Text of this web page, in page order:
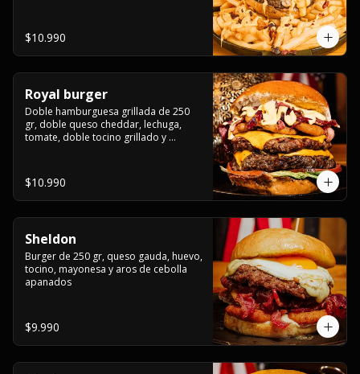
$10.990
Royal burger
Doble hamburguesa grillada de 250
gr, doble queso cheddar, lechuga,
tomate, doble tocino grillado y
salsa de queso cheddar.
$10.990
Sheldon
Burger de 250 gr, queso gauda, huevo,
tocino, mayonesa y aros de cebolla
apanados
$9.990